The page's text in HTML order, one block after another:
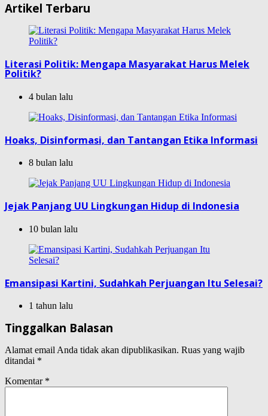
Artikel Terbaru
Literasi Politik: Mengapa Masyarakat Harus Melek
Politik?
4 bulan lalu
Hoaks, Disinformasi, dan Tantangan Etika Informasi
8 bulan lalu
Jejak Panjang UU Lingkungan Hidup di Indonesia
10 bulan lalu
Emansipasi Kartini, Sudahkah Perjuangan Itu Selesai?
1 tahun lalu
Tinggalkan Balasan
Alamat email Anda tidak akan dipublikasikan. Ruas yang wajib
ditandai *
Komentar *